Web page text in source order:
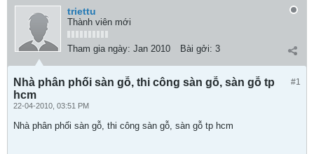
triettu
Thành viên mới
Tham gia ngày: Jan 2010 Bài gởi: 3
#1
Nhà phân phối sàn gỗ, thi công sàn gỗ, sàn gỗ tp
hcm
22-04-2010, 03:51 PM
Nhà phân phối sàn gỗ, thi công sàn gỗ, sàn gỗ tp hcm